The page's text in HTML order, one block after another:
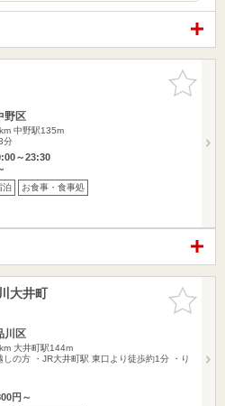
お気に入
りに追加
野区
中野駅135m
分
～23:30
泊 お食事・食事処
お気に入
りに追加
大井町
川区
大井町駅144m
しの方 ・JR大井町駅 東口より徒歩約1分 ・り
円～